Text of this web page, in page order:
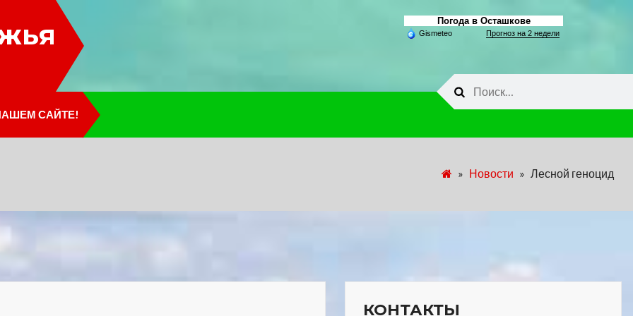
Погода в Осташкове
Gismeteo Прогноз на 2 недели
САЙТЕ!
» Новости » Лесной геноцид
КОНТАКТЫ